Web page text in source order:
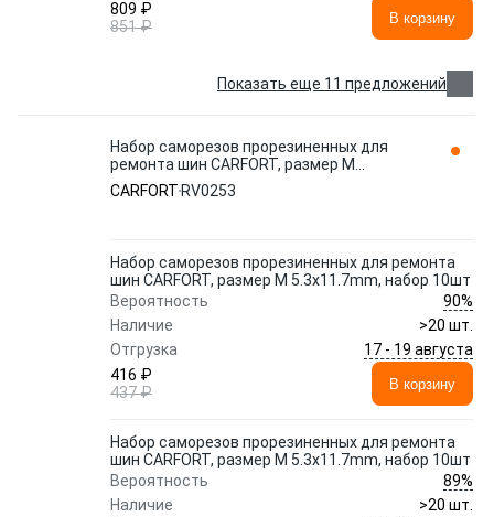
809 ₽
851 ₽
В корзину
Показать еще 11 предложений
Набор саморезов прорезиненных для
ремонта шин CARFORT, размер M
5.3x11.7mm, набор 10шт RV0253
CARFORT RV0253
Набор саморезов прорезиненных для ремонта
шин CARFORT, размер M 5.3x11.7mm, набор 10шт
Вероятность
90%
Наличие
>20 шт.
Отгрузка
17 - 19 августа
416 ₽
437 ₽
В корзину
Набор саморезов прорезиненных для ремонта
шин CARFORT, размер M 5.3x11.7mm, набор 10шт
Вероятность
89%
Наличие
>20 шт.